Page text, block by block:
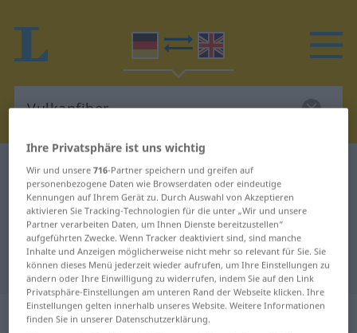
Deutsch-Englisch Wörterbuch Vulkanfiber
Deutsch-Englisch Übersetzung für
"Vulkanfiber"
"Vulkanfiber" Englisch Übersetzung
„Vulkanfiber“: Femininum
Ihre Privatsphäre ist uns wichtig
Wir und unsere716-Partner speichern und greifen auf
personenbezogene Daten wie Browserdaten oder eindeutige
Kennungen auf Ihrem Gerät zu. Durch Auswahl von Akzeptieren
aktivieren Sie Tracking-Technologien für die unter „Wir und unsere
Partner verarbeiten Daten, um Ihnen Dienste bereitzustellen“
aufgeführten Zwecke. Wenn Tracker deaktiviert sind, sind manche
Inhalte und Anzeigen möglicherweise nicht mehr so relevant für Sie. Sie
können dieses Menü jederzeit wieder aufrufen, um Ihre Einstellungen zu
ändern oder Ihre Einwilligung zu widerrufen, indem Sie auf den Link
Privatsphäre-Einstellungen am unteren Rand der Webseite klicken. Ihre
Einstellungen gelten innerhalb unseres Website. Weitere Informationen
finden Sie in unserer Datenschutzerklärung.